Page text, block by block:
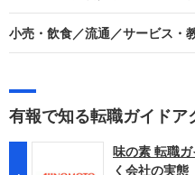
小売・飲食／流通／サービス・
有報で知る転職ガイドア
味の素 転職
く会社の実態